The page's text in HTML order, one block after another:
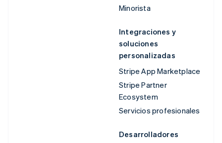
Minorista
Integraciones y
soluciones
personalizadas
Stripe App Marketplace
Stripe Partner
Ecosystem
Servicios profesionales
Desarrolladores